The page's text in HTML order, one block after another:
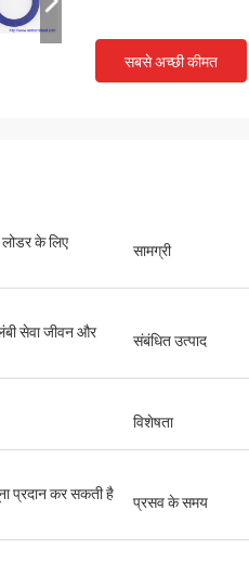
सबसे अच्छी कीमत
के लिए
सामग्री
सेवा जीवन और
संबंधित उत्पाद
विशेषता
प्रदान कर सकती है
प्रसव के समय